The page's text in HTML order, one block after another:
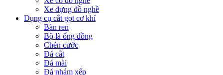
Xe đựng đồ nghề
Dụng cụ cắt gọt cơ khí
Bàn ren
Bộ lã ống đồng
Chén cước
Đá cắt
Đá mài
Đá nhám xếp